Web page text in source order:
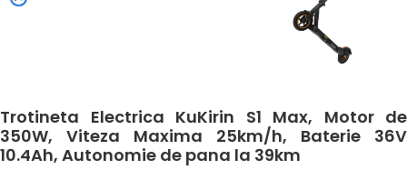
Trotineta Electrica KuKirin S1 Max, Motor de
350W, Viteza Maxima 25km/h, Baterie 36V
10.4Ah, Autonomie de pana la 39km